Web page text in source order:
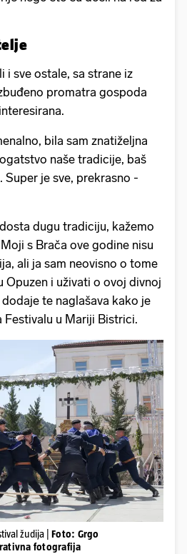
i sve ostale, sa strane iz
promatra gospoda
bila sam znatiželjna
naše tradicije, baš
Super je sve, prekrasno -
dugu tradiciju, kažemo
s Brača ove godine nisu
ali ja sam neovisno o tome
Opuzen i uživati o ovoj divnoj
te naglašava kako je
Festivalu u Mariji Bistrici.
žudija | Foto: Grgo
fotografija